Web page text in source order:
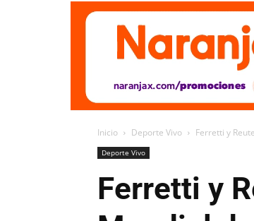
Inicio Deporte Vivo Ferretti y
Deporte Vivo
Ferretti y